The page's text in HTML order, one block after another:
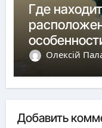
Где
Олексій
Добавить